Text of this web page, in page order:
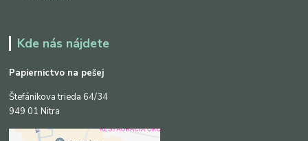
Kde nás nájdete
Papiernictvo na pešej
Štefánikova trieda 64/34
949 01 Nitra